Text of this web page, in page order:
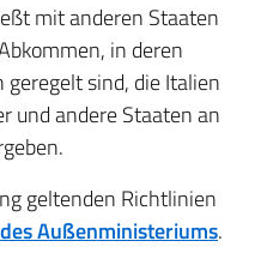
mit anderen Staaten
in deren
sind, die Italien
und andere Staaten an
geltenden Richtlinien
Außenministeriums.